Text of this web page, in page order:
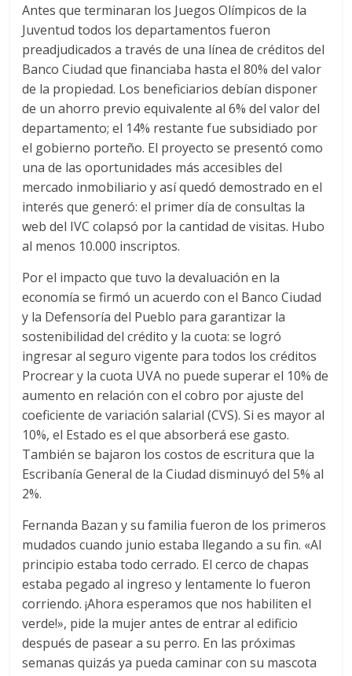
Antes que terminaran los Juegos Olímpicos de la
Juventud todos los departamentos fueron
preadjudicados a través de una línea de créditos del
Banco Ciudad que financiaba hasta el 80% del valor
de la propiedad. Los beneficiarios debían disponer
de un ahorro previo equivalente al 6% del valor del
departamento; el 14% restante fue subsidiado por
el gobierno porteño. El proyecto se presentó como
una de las oportunidades más accesibles del
mercado inmobiliario y así quedó demostrado en el
interés que generó: el primer día de consultas la
web del IVC colapsó por la cantidad de visitas. Hubo
al menos 10.000 inscriptos.
Por el impacto que tuvo la devaluación en la
economía se firmó un acuerdo con el Banco Ciudad
y la Defensoría del Pueblo para garantizar la
sostenibilidad del crédito y la cuota: se logró
ingresar al seguro vigente para todos los créditos
Procrear y la cuota UVA no puede superar el 10% de
aumento en relación con el cobro por ajuste del
coeficiente de variación salarial (CVS). Si es mayor al
10%, el Estado es el que absorberá ese gasto.
También se bajaron los costos de escritura que la
Escribanía General de la Ciudad disminuyó del 5% al
2%.
Fernanda Bazan y su familia fueron de los primeros
mudados cuando junio estaba llegando a su fin. «Al
principio estaba todo cerrado. El cerco de chapas
estaba pegado al ingreso y lentamente lo fueron
corriendo. ¡Ahora esperamos que nos habiliten el
verde!», pide la mujer antes de entrar al edificio
después de pasear a su perro. En las próximas
semanas quizás ya pueda caminar con su mascota